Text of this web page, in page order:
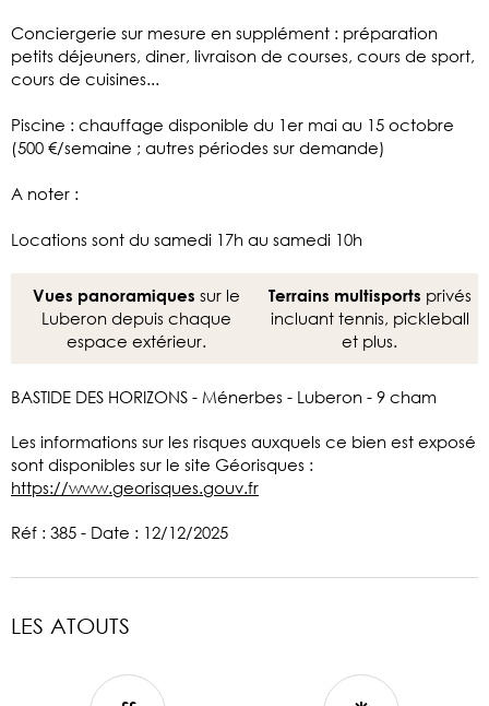
Conciergerie sur mesure en supplément : préparation
petits déjeuners, diner, livraison de courses, cours de sport,
cours de cuisines...
Piscine : chauffage disponible du 1er mai au 15 octobre
(500 €/semaine ; autres périodes sur demande)
A noter :
Locations sont du samedi 17h au samedi 10h
Vues panoramiques sur le
Luberon depuis chaque
espace extérieur.
Terrains multisports privés
incluant tennis, pickleball
et plus.
BASTIDE DES HORIZONS - Ménerbes - Luberon - 9 cham
Les informations sur les risques auxquels ce bien est exposé
sont disponibles sur le site Géorisques :
https://www.georisques.gouv.fr
Réf : 385 - Date : 12/12/2025
LES ATOUTS